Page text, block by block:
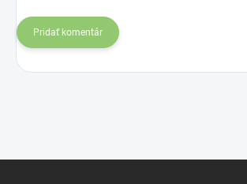
Pridať komentár